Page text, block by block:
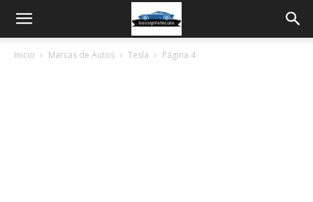
Inicio Marcas de Autos Tesla Página 4